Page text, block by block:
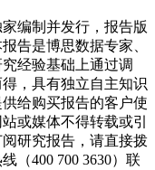
编制并发行，报告版
告是博思数据专家、
经验基础上通过调
，具有独立自主知识
给购买报告的客户使
或媒体不得转载或引
研究报告，请直接拨
（400 700 3630）联